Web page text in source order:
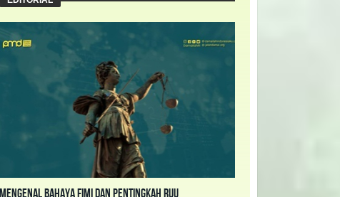
Mengenal Bahaya FIMI dan Pentingkah RUU